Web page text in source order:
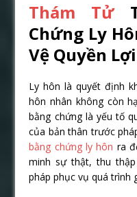
Thám Tử
Chứng Ly
Vệ Quyền
Ly hôn là quyết định
hôn nhân không còn
bằng chứng là yếu tố
của bản thân trước
bằng chứng ly hôn ra
minh sự thật, thu
pháp phục vụ quá trình